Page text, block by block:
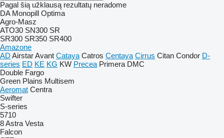
Pagal šią užklausą rezultatų neradome
DA Monopill Optima
Agro-Masz
ATO30 SN300 SR
SR300 SR350 SR400
Amazone
AD AirstarAvant Cataya Catros Centaya Cirrus Citan Condor D-
series ED KE KG KW Precea Primera DMC
Double Fargo
Green Plains Multisem
Aeromat Centra
Swifter
S-series
5710
8Astra Vesta
Falcon